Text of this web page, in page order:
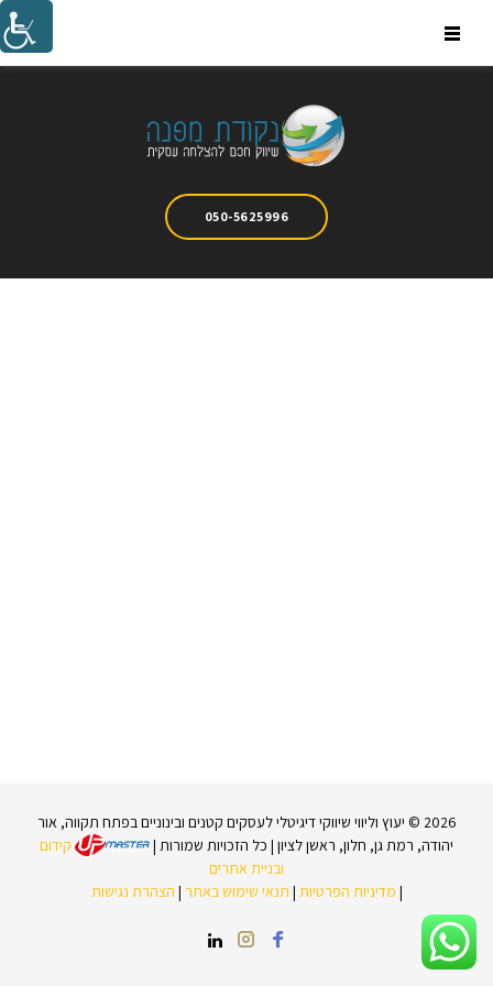
to
050-5625996
2026 © יעוץ וליווי שיווקי דיגיטלי לעסקים קטנים ובינוניים בפתח תקווה, אור
יהודה, רמת גן, חלון, ראשן לציון | כל הזכויות שמורות |
קידום
ובניית אתרים
| מדיניות הפרטיות | תנאי שימוש באתר | הצהרת נגישות
Facebook
Instagram